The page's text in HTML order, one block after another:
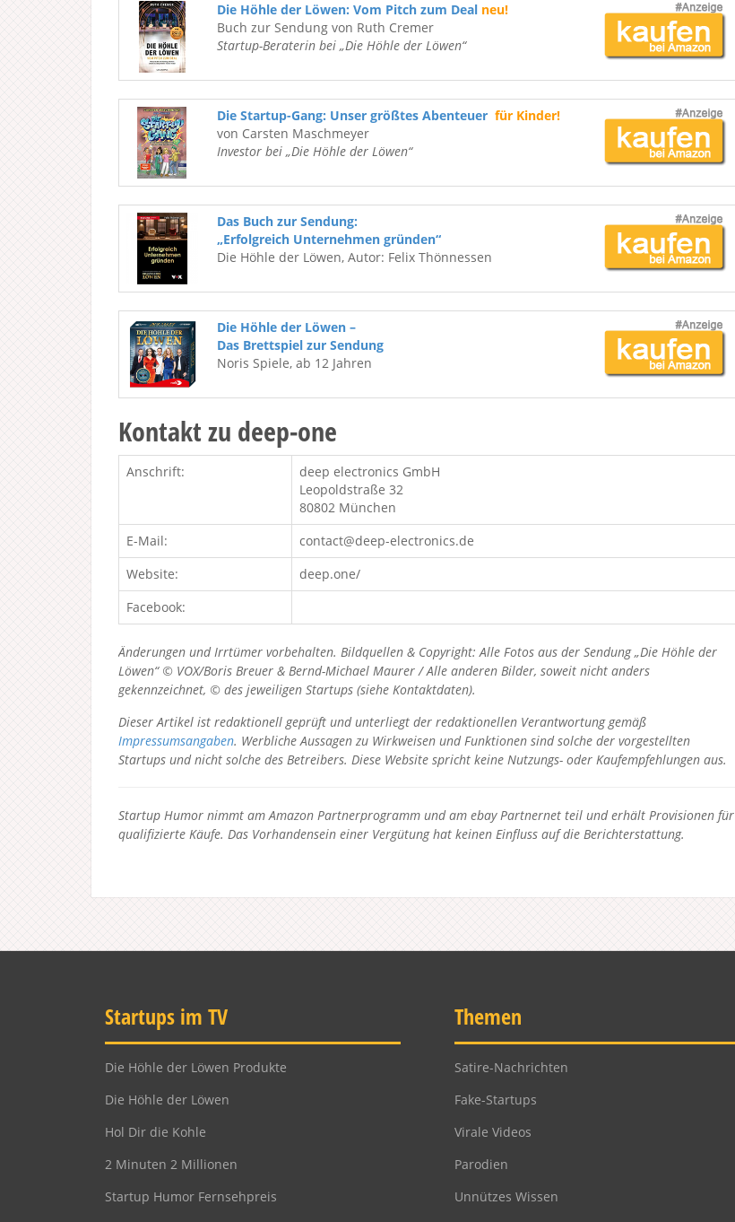
Die Höhle der Löwen: Vom Pitch zum Deal neu!
Buch zur Sendung von Ruth Cremer
Startup-Beraterin bei „Die Höhle der Löwen“
Die Startup-Gang: Unser größtes Abenteuer für Kinder!
von Carsten Maschmeyer
Investor bei „Die Höhle der Löwen“
Das Buch zur Sendung:
„Erfolgreich Unternehmen gründen“
Die Höhle der Löwen, Autor: Felix Thönnessen
Die Höhle der Löwen –
Das Brettspiel zur Sendung
Noris Spiele, ab 12 Jahren
Kontakt zu deep-one
Anschrift:
deep electronics GmbH
Leopoldstraße 32
80802 München
E-Mail:
contact@deep-electronics.de
Website:
deep.one/
Facebook:
Änderungen und Irrtümer vorbehalten. Bildquellen & Copyright: Alle Fotos aus der Sendung „Die Höhle der
Löwen“ © VOX/Boris Breuer & Bernd-Michael Maurer / Alle anderen Bilder, soweit nicht anders
gekennzeichnet, © des jeweiligen Startups (siehe Kontaktdaten).
Dieser Artikel ist redaktionell geprüft und unterliegt der redaktionellen Verantwortung gemäß
Impressumsangaben. Werbliche Aussagen zu Wirkweisen und Funktionen sind solche der vorgestellten
Startups und nicht solche des Betreibers. Diese Website spricht keine Nutzungs- oder Kaufempfehlungen aus.
Startup Humor nimmt am Amazon Partnerprogramm und am ebay Partnernet teil und erhält Provisionen für
qualifizierte Käufe. Das Vorhandensein einer Vergütung hat keinen Einfluss auf die Berichterstattung.
Startups im TV
Die Höhle der Löwen Produkte
Die Höhle der Löwen
Hol Dir die Kohle
2 Minuten 2 Millionen
Startup Humor Fernsehpreis
Themen
Satire-Nachrichten
Fake-Startups
Virale Videos
Parodien
Unnützes Wissen